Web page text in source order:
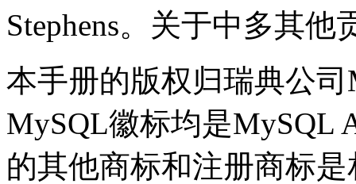
Stephens。关于中多其他
本手册的版权归瑞典公
MySQL徽标均是MySQL
的其他商标和注册商标